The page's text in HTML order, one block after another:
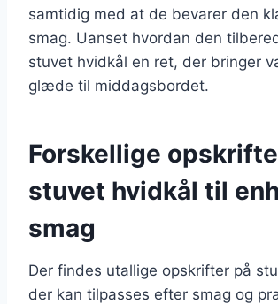
samtidig med at de bevarer den
smag. Uanset hvordan den
stuvet hvidkål en ret, der bringer
glæde til middagsbordet.
Forskellige
stuvet hvidkål til
smag
Der findes utallige opskrifter på
der kan tilpasses efter smag og